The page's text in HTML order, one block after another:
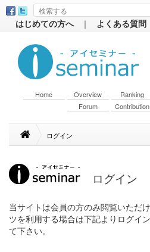
はじめての方へ ｜ よくある質問
Home Overview Ranking
Forum
Contribution
ログイン
ログイン
当サイトは会員の方のみ閲覧いただ
ツを利用する場合は下記よりログイ
て下さい。